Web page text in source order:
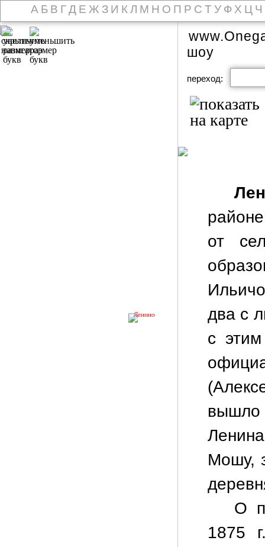
А Б В Г Д Е Ж З И К Л М Н О П Р С Т У Ф Х Ц Ч
Ленино
шоу
переход:
от
два с
с
вышло
Мошу,
О
1875